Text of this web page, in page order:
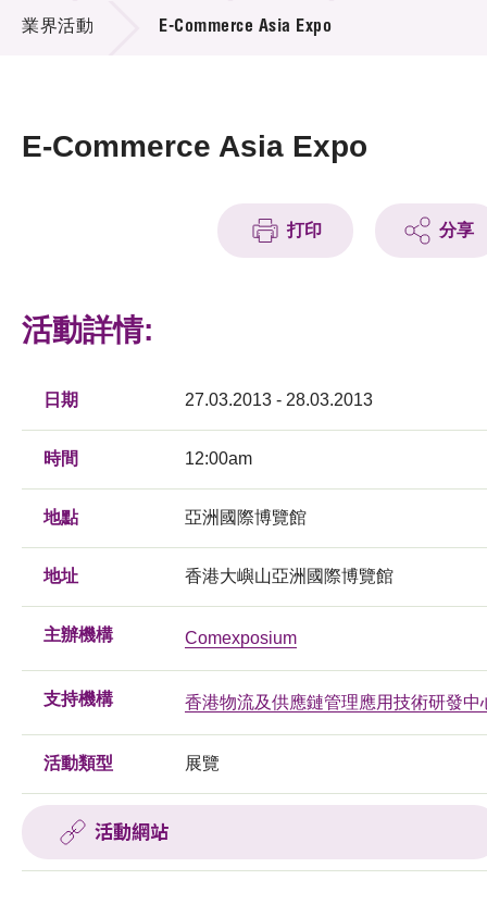
項目及資助計劃
活動及消息
科技分享
業界活動 E-Commerce Asia Expo
E-Commerce Asia Expo
打印 分享
活動詳情:
日期 27.03.2013 - 28.03.2013
時間 12:00am
地點 亞洲國際博覽館
地址 香港大嶼山亞洲國際博覽館
主辦機構 Comexposium
支持機構 香港物流及供應鏈管理應用技術研發中
活動類型 展覽
活動網站